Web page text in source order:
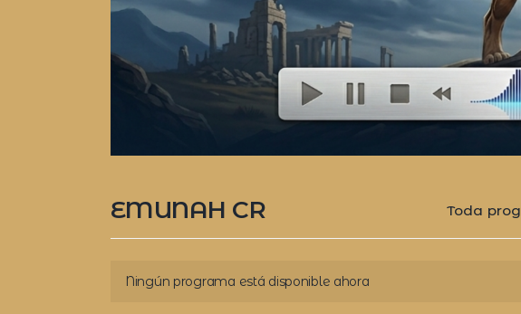
EMUNAH CR Toda
Ningún programa está disponible ahora